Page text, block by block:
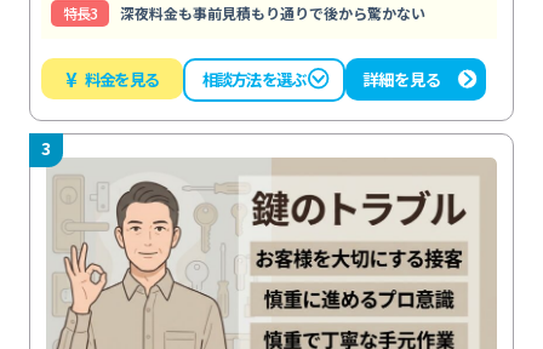
特⻑3
深夜料金も事前見積もり通りで後から驚かない
¥ 料金を見る 相談方法を選ぶ 詳細を見る
3